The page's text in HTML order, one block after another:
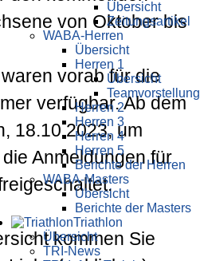
Übersicht
Zeitungsartikel
WABA-Herren
Übersicht
Herren 1
Übersicht
Teamvorstellung
Herren 2
Herren 3
Herren 4
Herren 5
Berichte der Herren
WABA-Masters
Übersicht
Berichte der Masters
Triathlon
Übersicht
TRI-News
von Oktober bis
vorab für die
verfügbar. Ab dem
18.10.2023, um
Anmeldungen für
kommen Sie